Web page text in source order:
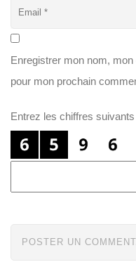
Enregistrer mon nom,
pour mon prochain
Entrez les chiffres